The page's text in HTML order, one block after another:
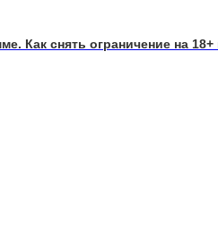
Как снять ограничение на